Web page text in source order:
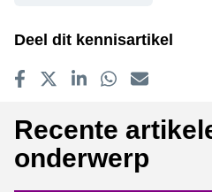
Deel dit kennisartikel
Recente
onderwerp